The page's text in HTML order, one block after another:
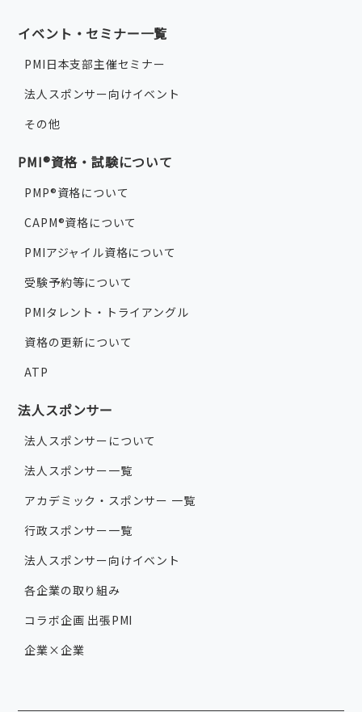
イベント・セミナー一覧
PMI日本支部主催セミナー
法人スポンサー向けイベント
その他
PMI®資格・試験について
PMP®資格について
CAPM®資格について
PMIアジャイル資格について
受験予約等について
PMIタレント・トライアングル
資格の更新について
ATP
法人スポンサー
法人スポンサーについて
法人スポンサー一覧
アカデミック・スポンサー 一覧
行政スポンサー一覧
法人スポンサー向けイベント
各企業の取り組み
コラボ企画 出張PMI
企業×企業